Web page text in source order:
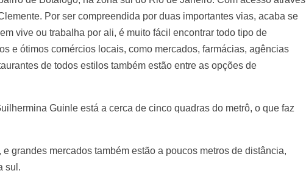
Por ser compreendida por duas importantes vias, acaba se
vive ou trabalha por ali, é muito fácil encontrar todo tipo de
e ótimos comércios locais, como mercados, farmácias, agências
de todos estilos também estão entre as opções de
Guinle está a cerca de cinco quadras do metrô, o que faz
grandes mercados também estão a poucos metros de distância,
sul.